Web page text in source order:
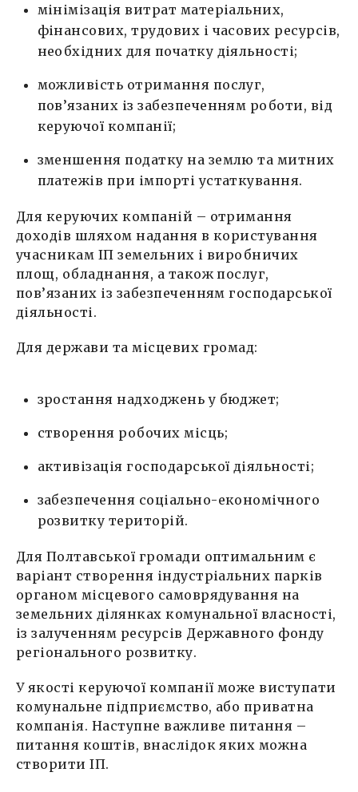
мінімізація витрат матеріальних,
фінансових, трудових і часових ресурсів,
необхідних для початку діяльності;
можливість отримання послуг,
пов’язаних із забезпеченням роботи, від
керуючої компанії;
зменшення податку на землю та митних
платежів при імпорті устаткування.
Для керуючих компаній – отримання
доходів шляхом надання в користування
учасникам ІП земельних і виробничих
площ, обладнання, а також послуг,
пов’язаних із забезпеченням господарської
діяльності.
Для держави та місцевих громад:
зростання надходжень у бюджет;
створення робочих місць;
активізація господарської діяльності;
забезпечення соціально-економічного
розвитку територій.
Для Полтавської громади оптимальним є
варіант створення індустріальних парків
органом місцевого самоврядування на
земельних ділянках комунальної власності,
із залученням ресурсів Державного фонду
регіонального розвитку.
У якості керуючої компанії може виступати
комунальне підприємство, або приватна
компанія. Наступне важливе питання –
питання коштів, внаслідок яких можна
створити ІП.